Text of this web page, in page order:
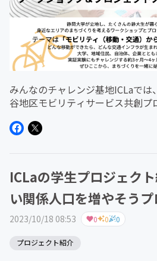
みんなのチャレンジ基地ICLaで
谷地区モビリティサービス共創プ
ポートします！このプロジェクト
ICLaの学生プロジェク
い関係人口を増やそう
2023/10/18 08:53 0 0 0
プロジェクト紹介